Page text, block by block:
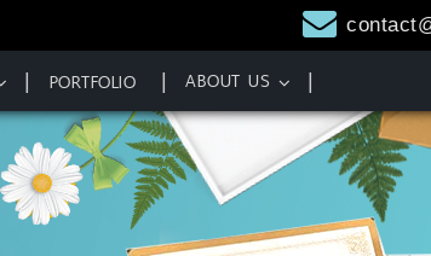
PORTFOLIO ABOUT US